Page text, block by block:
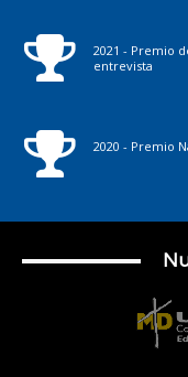
2021 - Premio
entrevista
2020 - Premio